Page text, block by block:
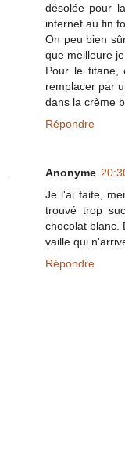
désolée pour
internet au fin
On peu bien
que meilleure je
Pour le titane,
remplacer par
dans la crème
Répondre
Anonyme
Je l'ai faite,
trouvé trop
chocolat blanc.
vaille qui
Répondre